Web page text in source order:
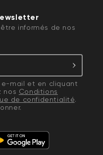
informés de nos
e-mail et en cliquant
nos Conditions
de confidentialité.